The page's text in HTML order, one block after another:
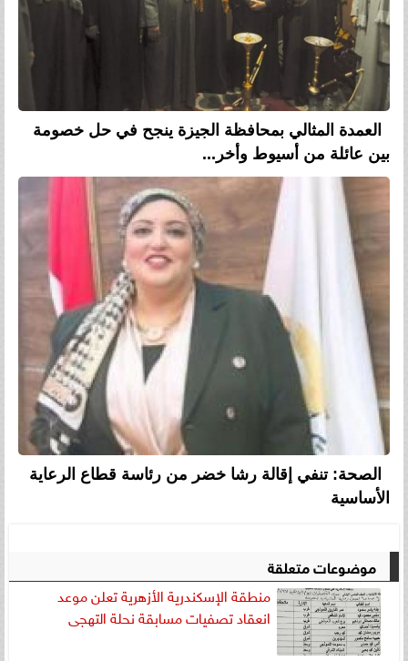
العمدة المثالي بمحافظة الجيزة ينجح في حل خصومة
بين عائلة من أسيوط وأخر...
الصحة: تنفي إقالة رشا خضر من رئاسة قطاع الرعاية
الأساسية
موضوعات متعلقة
منطقة الإسكندرية الأزهرية تعلن موعد
انعقاد تصفيات مسابقة نحلة التهجى